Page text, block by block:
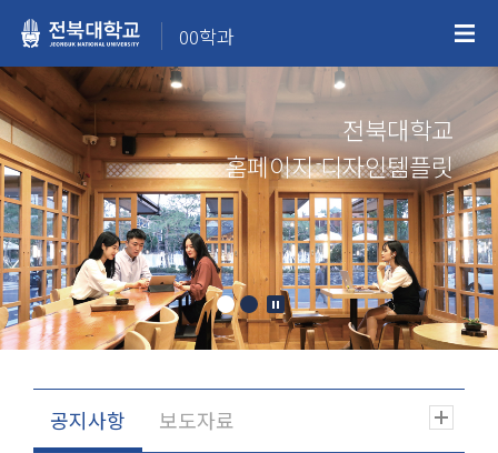
00학과
전북대학교
홈페이지 디자인템플릿